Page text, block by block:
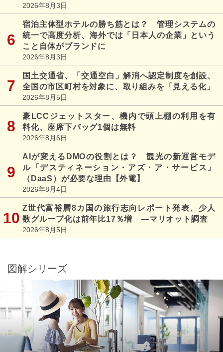
2026年8月3日
宿泊主体型ホテルの勝ち筋とは？ 管理システムの
統一で高度分析、海外では「日本人の企業」という
こと自体がブランドに
2026年8月3日
国土交通省、「交通空白」解消へ認定制度を創設、
全国の市区町村を対象に、取り組みを「見える化」
2026年8月5日
豪LCCジェットスター、機内で頭上棚の利用を有
料化、座席下バッグ1個は無料
2026年8月6日
AIが変えるDMOの役割とは？ 観光の新運営モデ
ル「デスティネーション・アズ・ア・サービス」
（DaaS）が必要な理由【外電】
2026年8月4日
Z世代富裕層8カ国の旅行志向レポート発表、少人
数グループ化は前年比17％増 ―マリオット調査
2026年8月5日
図解シリーズ